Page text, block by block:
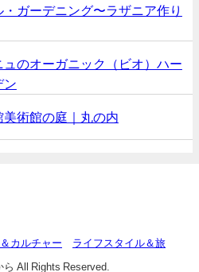
ガーデニング〜ラザニア作り
ュのオーガニック（ビオ）ハー
ン
美術館の庭｜丸の内
カルチャー ライフスタイル＆旅
All Rights Reserved.